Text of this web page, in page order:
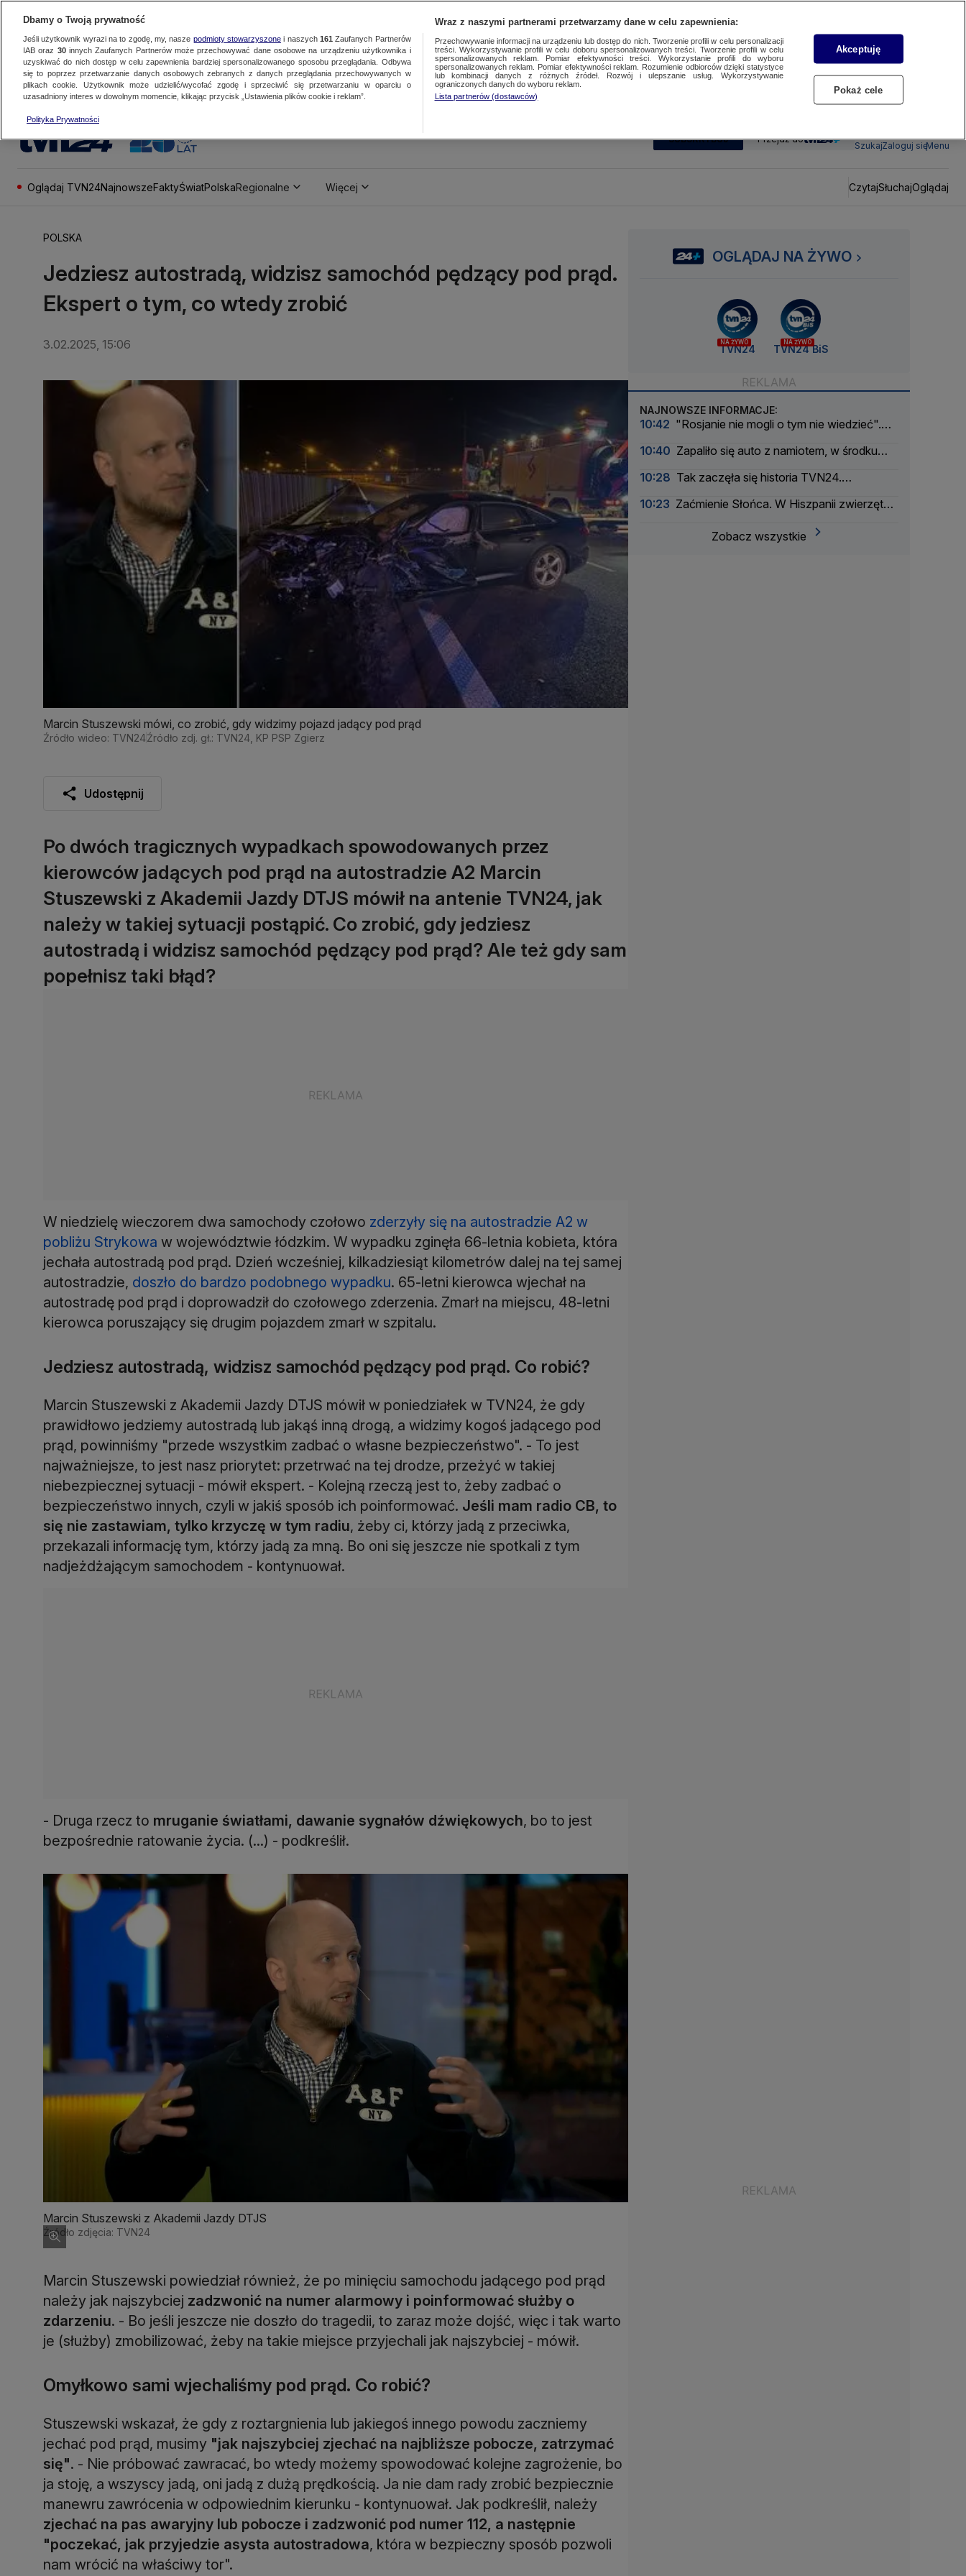
SUBSKRYBUJ Przejdź do
SzukajZaloguj sięMenu
Oglądaj TVN24NajnowszeFaktyŚwiatPolskaRegionalne Więcej CzytajSłuchajOglądaj
POLSKA
Jedziesz autostradą, widzisz samochód pędzący pod prąd.
Ekspert o tym, co wtedy zrobić
3.02.2025, 15:06
Marcin Stuszewski mówi, co zrobić, gdy widzimy pojazd jadący pod prąd
Źródło wideo: TVN24Źródło zdj. gł.: TVN24, KP PSP Zgierz
Udostępnij
Po dwóch tragicznych wypadkach spowodowanych przez
kierowców jadących pod prąd na autostradzie A2 Marcin
Stuszewski z Akademii Jazdy DTJS mówił na antenie TVN24, jak
należy w takiej sytuacji postąpić. Co zrobić, gdy jedziesz
autostradą i widzisz samochód pędzący pod prąd? Ale też gdy sam
popełnisz taki błąd?
W niedzielę wieczorem dwa samochody czołowo zderzyły się na autostradzie A2 w
pobliżu Strykowa w województwie łódzkim. W wypadku zginęła 66-letnia kobieta, która
jechała autostradą pod prąd. Dzień wcześniej, kilkadziesiąt kilometrów dalej na tej samej
autostradzie, doszło do bardzo podobnego wypadku. 65-letni kierowca wjechał na
autostradę pod prąd i doprowadził do czołowego zderzenia. Zmarł na miejscu, 48-letni
kierowca poruszający się drugim pojazdem zmarł w szpitalu.
Jedziesz autostradą, widzisz samochód pędzący pod prąd. Co robić?
Marcin Stuszewski z Akademii Jazdy DTJS mówił w poniedziałek w TVN24, że gdy
prawidłowo jedziemy autostradą lub jakąś inną drogą, a widzimy kogoś jadącego pod
prąd, powinniśmy "przede wszystkim zadbać o własne bezpieczeństwo". - To jest
najważniejsze, to jest nasz priorytet: przetrwać na tej drodze, przeżyć w takiej
niebezpiecznej sytuacji - mówił ekspert. - Kolejną rzeczą jest to, żeby zadbać o
bezpieczeństwo innych, czyli w jakiś sposób ich poinformować. Jeśli mam radio CB, to
się nie zastawiam, tylko krzyczę w tym radiu, żeby ci, którzy jadą z przeciwka,
przekazali informację tym, którzy jadą za mną. Bo oni się jeszcze nie spotkali z tym
nadjeżdżającym samochodem - kontynuował.
- Druga rzecz to mruganie światłami, dawanie sygnałów dźwiękowych, bo to jest
bezpośrednie ratowanie życia. (...) - podkreślił.
Marcin Stuszewski z Akademii Jazdy DTJS
Źródło zdjęcia: TVN24
Marcin Stuszewski powiedział również, że po minięciu samochodu jadącego pod prąd
należy jak najszybciej zadzwonić na numer alarmowy i poinformować służby o
zdarzeniu. - Bo jeśli jeszcze nie doszło do tragedii, to zaraz może dojść, więc i tak warto
je (służby) zmobilizować, żeby na takie miejsce przyjechali jak najszybciej - mówił.
Omyłkowo sami wjechaliśmy pod prąd. Co robić?
Stuszewski wskazał, że gdy z roztargnienia lub jakiegoś innego powodu zaczniemy
jechać pod prąd, musimy "jak najszybciej zjechać na najbliższe pobocze, zatrzymać
się". - Nie próbować zawracać, bo wtedy możemy spowodować kolejne zagrożenie, bo
ja stoję, a wszyscy jadą, oni jadą z dużą prędkością. Ja nie dam rady zrobić bezpiecznie
manewru zawrócenia w odpowiednim kierunku - kontynuował. Jak podkreślił, należy
zjechać na pas awaryjny lub pobocze i zadzwonić pod numer 112, a następnie
"poczekać, jak przyjedzie asysta autostradowa, która w bezpieczny sposób pozwoli
nam wrócić na właściwy tor".
OGLĄDAJ NA ŻYWO
NA ŻYWO
TVN24
NA ŻYWO
TVN24 BiS
NAJNOWSZE INFORMACJE:
10:42 "Rosjanie nie mogli o tym nie wiedzieć".
10:40 Zapaliło się auto z namiotem, w środku
10:28 Tak zaczęła się historia TVN24.
10:23 Zaćmienie Słońca. W Hiszpanii zwierzęta
Zobacz wszystkie
Dbamy o Twoją prywatność
Jeśli użytkownik wyrazi na to zgodę, my, nasze podmioty stowarzyszonei naszych 161 Zaufanych Partnerów
IAB oraz 30innych Zaufanych Partnerów może przechowywać dane osobowe na urządzeniu użytkownika i
uzyskiwać do nich dostęp w celu zapewnienia bardziej spersonalizowanego sposobu przeglądania. Odbywa
się to poprzez przetwarzanie danych osobowych zebranych z danych przeglądania przechowywanych w
plikach cookie. Użytkownik może udzielić/wycofać zgodę i sprzeciwić się przetwarzaniu w oparciu o
uzasadniony interes w dowolnym momencie, klikając przycisk „Ustawienia plików cookie i reklam”.
Polityka Prywatności
Wraz z naszymi partnerami przetwarzamy dane w celu zapewnienia:
Przechowywanie informacji na urządzeniu lub dostęp do nich. Tworzenie profili w celu personalizacji
treści. Wykorzystywanie profili w celu doboru spersonalizowanych treści. Tworzenie profili w celu
spersonalizowanych reklam. Pomiar efektywności treści. Wykorzystanie profili do wyboru
spersonalizowanych reklam. Pomiar efektywności reklam. Rozumienie odbiorców dzięki statystyce
lub kombinacji danych z różnych źródeł. Rozwój i ulepszanie usług. Wykorzystywanie
ograniczonych danych do wyboru reklam.
Lista partnerów (dostawców)
Akceptuję
Pokaż cele